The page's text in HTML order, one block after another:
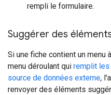
rempli le formulaire.
Suggérer des
Si une fiche contient un menu
menu déroulant qui remplit les
source de données externe,
renvoyer des éléments